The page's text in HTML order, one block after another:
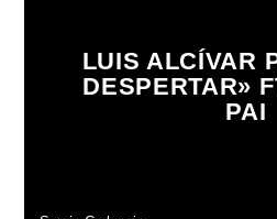
LUIS ALCÍVAR
DESPERTAR»
PAI